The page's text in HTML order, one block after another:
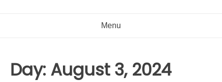
Menu
Day: August 3, 2024